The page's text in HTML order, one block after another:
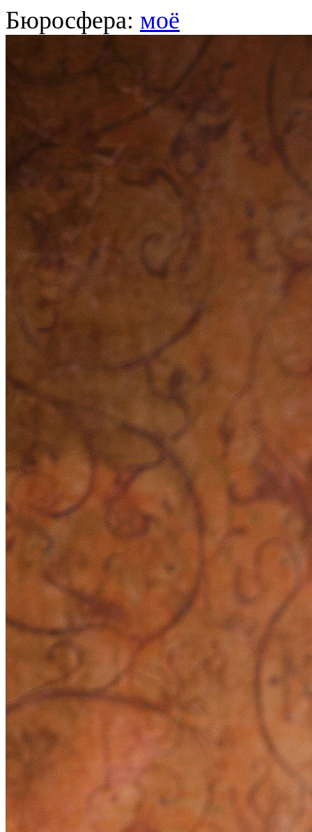
Бюросфера: моё
Илона Кондакова[639 
13
Входит в лучшие
15%
Главный редактор
it.com Domains,
О себе
Советы
Подборки
Дизайн-собака
Сертификат Школы
https://